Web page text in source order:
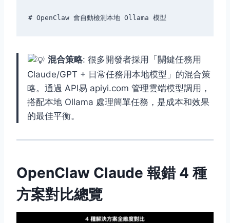
混合策略: 很多開發者採用「關鍵任務用
Claude/GPT + 日常任務用本地模型」的混合策
略。通過 API易 apiyi.com 管理雲端模型調用，
搭配本地 Ollama 處理簡單任務，是成本和效果
的最佳平衡。
OpenClaw Claude 報錯 4 種
方案對比總覽